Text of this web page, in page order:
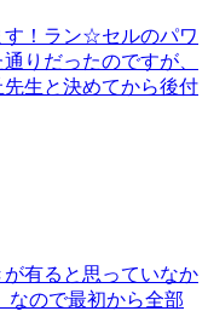
す！ラン☆セルのパワ
りだったのですが、
生と決めてから後付
有ると思っていなか
なので最初から全部